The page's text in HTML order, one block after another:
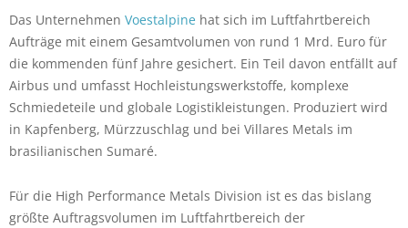
Das Unternehmen Voestalpine hat sich im Luftfahrtbereich
Aufträge mit einem Gesamtvolumen von rund 1 Mrd. Euro für
die kommenden fünf Jahre gesichert. Ein Teil davon entfällt auf
Airbus und umfasst Hochleistungswerkstoffe, komplexe
Schmiedeteile und globale Logistikleistungen. Produziert wird
in Kapfenberg, Mürzzuschlag und bei Villares Metals im
brasilianischen Sumaré.
Für die High Performance Metals Division ist es das bislang
größte Auftragsvolumen im Luftfahrtbereich der